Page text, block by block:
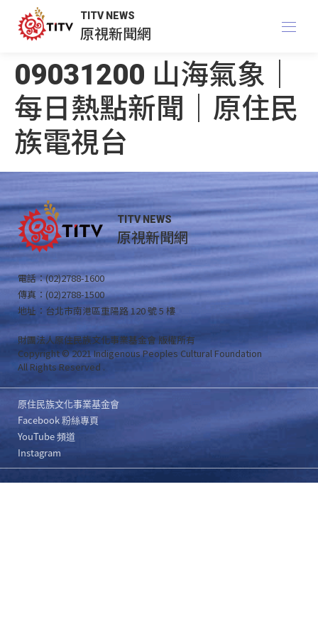
TITV NEWS
原視新聞網
09031200 山海氣象｜
每日熱點新聞｜原住民
族電視台
TITV NEWS
原視新聞網
電話：(02)2788-1600
傳真：(02)2788-1500
地址：台北市南港區重陽路 120 號 5 樓
財團法人原住民族文化事業基金會 版權所有
Copyright © 2021 Indigenous Peoples Cultural Foundation
All Rights Reserved .
原住民族文化事業基金會
Facebook 粉絲專頁
YouTube 頻道
Instagram